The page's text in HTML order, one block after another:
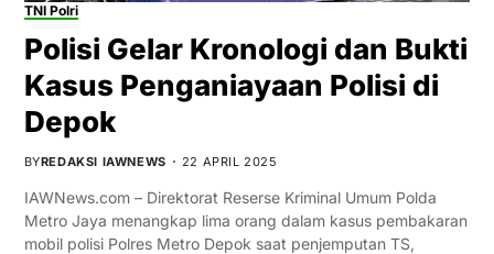
TNI Polri
Polisi Gelar Kronologi dan Bukti
Kasus Penganiayaan Polisi di
Depok
BYREDAKSI IAWNEWS 22 APRIL 2025
IAWNews.com – Direktorat Reserse Kriminal Umum Polda
Metro Jaya menangkap lima orang dalam kasus pembakaran
mobil polisi Polres Metro Depok saat penjemputan TS,